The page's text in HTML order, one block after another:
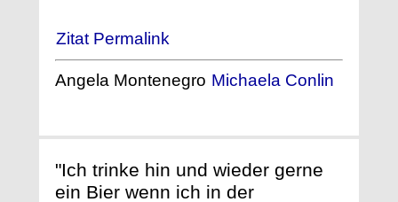
Zitat Permalink
Angela Montenegro Michaela Conlin
"Ich trinke hin und wieder gerne
ein Bier wenn ich in der